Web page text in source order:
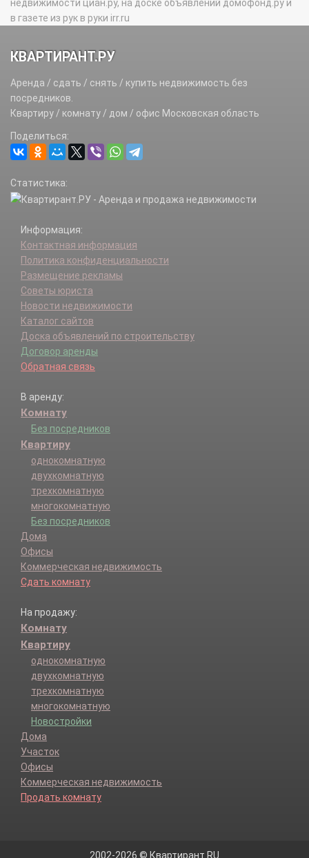
недвижимости циан.ру, на доске объявлений домофонд.ру и
в газете из рук в руки irr.ru
КВАРТИРАНТ.РУ
Аренда / сдать / снять / купить недвижимость без
посредников.
Квартиру / комнату / дом / офис Московская область
Поделиться:
Статистика:
Информация:
Контактная информация
Политика конфиденциальности
Размещение рекламы
Советы юриста
Новости недвижимости
Каталог сайтов
Доска объявлений по строительству
Договор аренды
Обратная связь
В аренду:
Комнату
Без посредников
Квартиру
однокомнатную
двухкомнатную
трехкомнатную
многокомнатную
Без посредников
Дома
Офисы
Коммерческая недвижимость
Сдать комнату
На продажу:
Комнату
Квартиру
однокомнатную
двухкомнатную
трехкомнатную
многокомнатную
Новостройки
Дома
Участок
Офисы
Коммерческая недвижимость
Продать комнату
2002-2026 © Квартирант.RU